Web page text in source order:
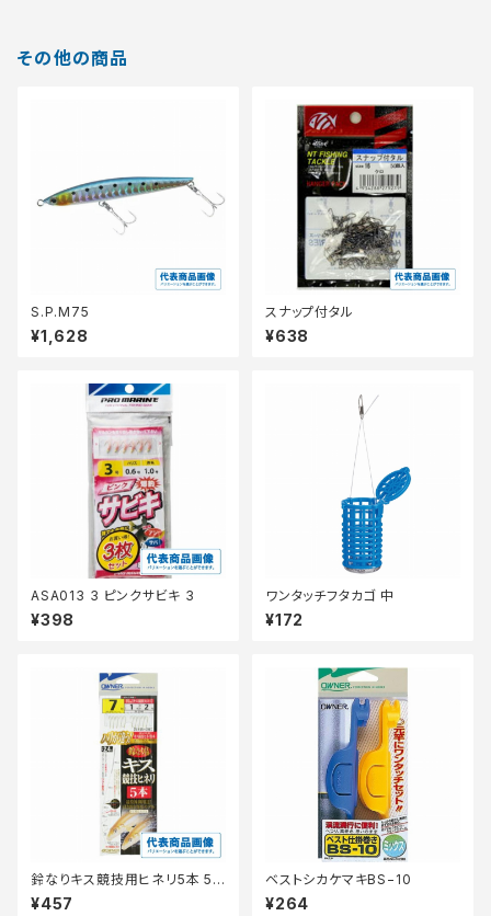
その他の商品
S.P.M75
¥1,628
スナップ付タル
¥638
ASA013 3 ピンクサビキ 3
¥398
ワンタッチフタカゴ 中
¥172
鈴なりキス競技用ヒネリ5本 5
号
¥457
ベストシカケマキBS−10
¥264